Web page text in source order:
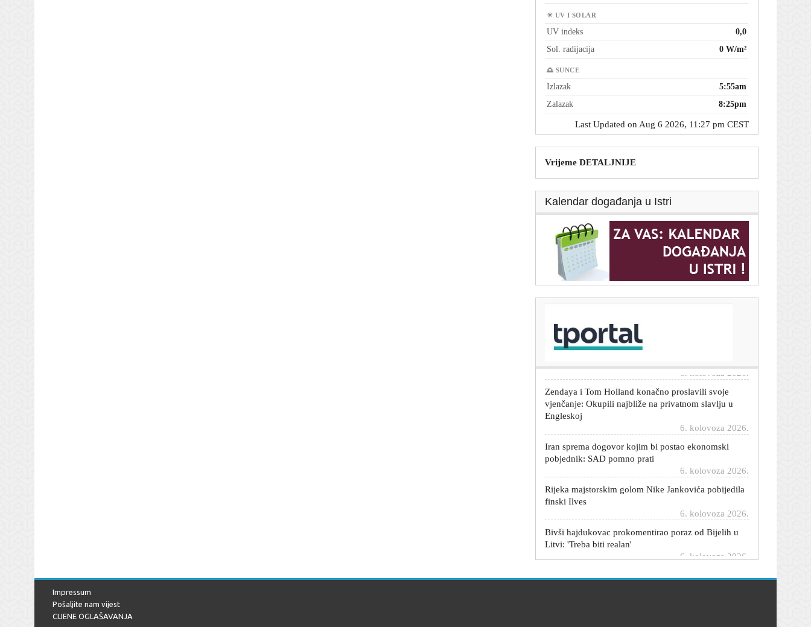
☀ UV I SOLAR
UV indeks
0,0
Sol. radijacija
0 W/m²
🌅 SUNCE
Izlazak
5:55am
Zalazak
8:25pm
Last Updated on Aug 6 2026, 11:27 pm CEST
Vrijeme DETALJNIJE
Kalendar događanja u Istri
Ključni minerali ruše rekorde: Cijena samo jednog
porasla je za 622 posto
Zendaya i Tom Holland konačno proslavili svoje
vjenčanje: Okupili najbliže na privatnom slavlju u
Engleskoj
6. kolovoza 2026.
Iran sprema dogovor kojim bi postao ekonomski
pobjednik: SAD pomno prati
Rijeka majstorskim golom Nike Jankovića pobijedila
finski Ilves
6. kolovoza 2026.
Bivši hajdukovac prokomentirao poraz od Bijelih u
Litvi: 'Treba biti realan'
6. kolovoza 2026.
Rijeka dovela mladog hrvatskog reprezentativca iz
6. kolovoza 2026.
Impressum
Pošaljite nam vijest
CIJENE OGLAŠAVANJA